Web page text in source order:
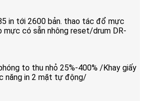
in tới 2600 bản. thao tác đổ mực
mực có sẵn nhông reset/drum DR-
to thu nhỏ 25%-400% /Khay giấy
năng in 2 mặt tự động/